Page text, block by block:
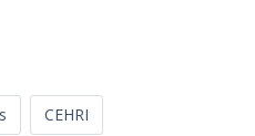
CEHRI